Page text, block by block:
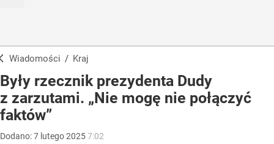
Wiadomości / Kraj
Były rzecznik prezydenta Dudy
z zarzutami. „Nie mogę nie połączyć
faktów”
Dodano:7 lutego20257:02